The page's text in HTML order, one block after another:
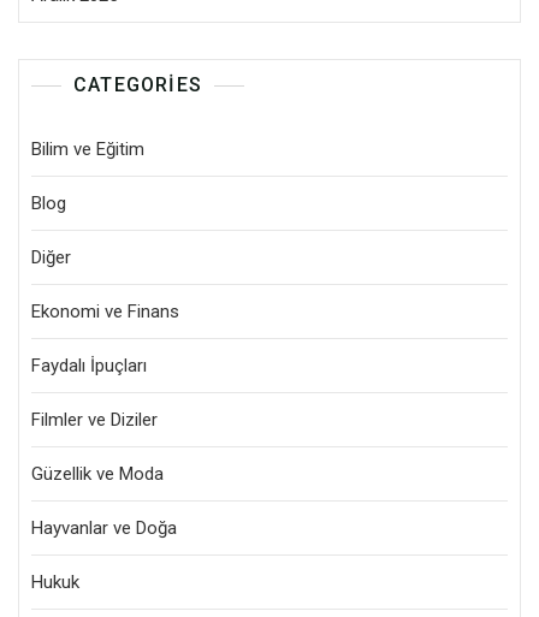
CATEGORIES
Bilim ve Eğitim
Blog
Diğer
Ekonomi ve Finans
Faydalı İpuçları
Filmler ve Diziler
Güzellik ve Moda
Hayvanlar ve Doğa
Hukuk